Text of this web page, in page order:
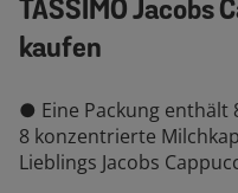
TASSIMO Jacobs
kaufen
● Eine Packung enthält
8 konzentrierte
Lieblings Jacobs